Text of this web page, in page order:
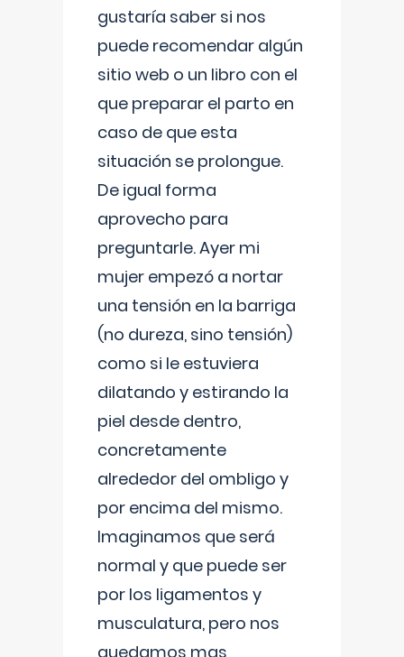
gustaría saber si nos
puede recomendar algún
sitio web o un libro con el
que preparar el parto en
caso de que esta
situación se prolongue.
De igual forma
aprovecho para
preguntarle. Ayer mi
mujer empezó a nortar
una tensión en la barriga
(no dureza, sino tensión)
como si le estuviera
dilatando y estirando la
piel desde dentro,
concretamente
alrededor del ombligo y
por encima del mismo.
Imaginamos que será
normal y que puede ser
por los ligamentos y
musculatura, pero nos
quedamos mas